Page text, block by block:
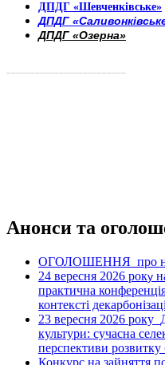
ДПДГ «Шевченківське»
ДПДГ
ДПДГ «Озерна»
Анонси та
ОГОЛОШЕННЯ про
24 вересня 2026 року
практична
контексті
23 вересня 2026 року
культури: сучасна
перспективи розвитку
Конкурс на зайняття